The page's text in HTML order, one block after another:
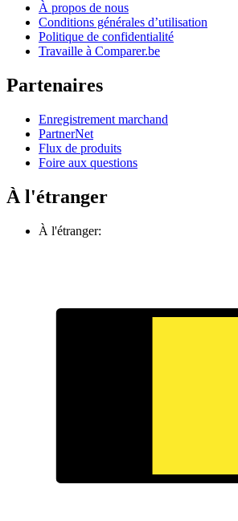
À propos de nous
Conditions générales d’utilisation
Politique de confidentialité
Travaille à Comparer.be
Partenaires
Enregistrement marchand
PartnerNet
Flux de produits
Foire aux questions
À l'étranger
À l'étranger: